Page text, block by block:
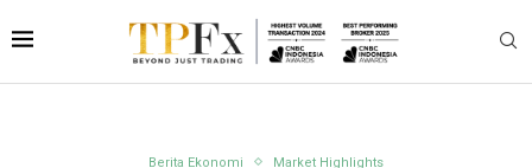
Berita Ekonomi Market Highlights